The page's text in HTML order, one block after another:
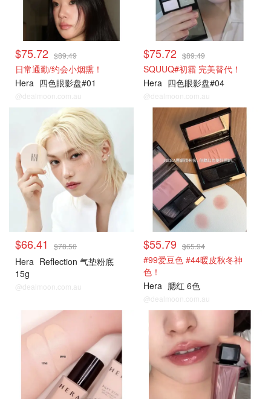
$75.72 $89.49
日常通勤/约会小烟熏！
Hera 四色眼影盘#01
@dealmoon.com.au
$75.72 $89.49
SQUUQ#初霜 完美替代！
Hera 四色眼影盘#04
@dealmoon.com.au
$66.41 $78.50
Hera Reflection 气垫粉底
15g
@dealmoon.com.au
$55.79 $65.94
#99爱豆色 #44暖皮秋冬神
色！
Hera 腮红 6色
@dealmoon.com.au